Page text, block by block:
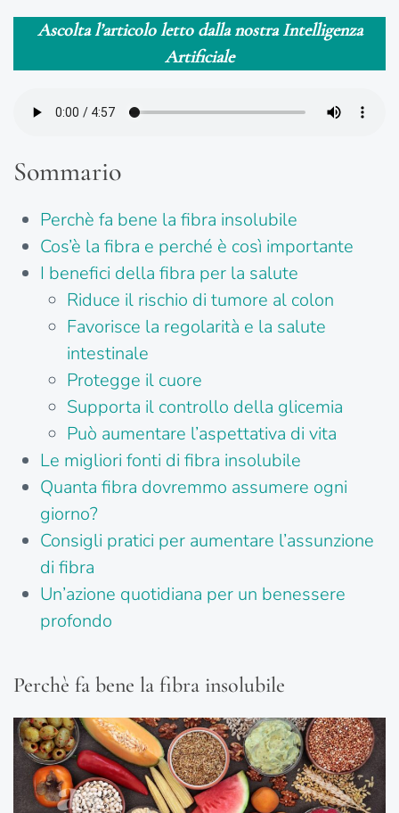
Ascolta l’articolo letto dalla nostra Intelligenza
Artificiale
Sommario
Perchè fa bene la fibra insolubile
Cos’è la fibra e perché è così importante
I benefici della fibra per la salute
Riduce il rischio di tumore al colon
Favorisce la regolarità e la salute
intestinale
Protegge il cuore
Supporta il controllo della glicemia
Può aumentare l’aspettativa di vita
Le migliori fonti di fibra insolubile
Quanta fibra dovremmo assumere ogni
giorno?
Consigli pratici per aumentare l’assunzione
di fibra
Un’azione quotidiana per un benessere
profondo
Perchè fa bene la fibra insolubile